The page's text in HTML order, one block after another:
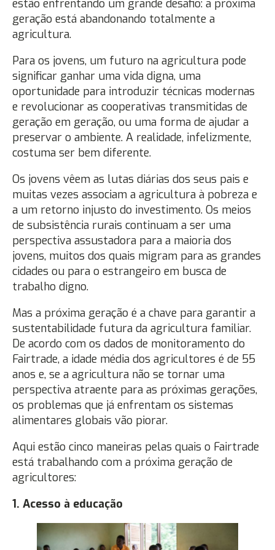
estão enfrentando um grande desafio: a próxima
geração está abandonando totalmente a
agricultura.
Para os jovens, um futuro na agricultura pode
significar ganhar uma vida digna, uma
oportunidade para introduzir técnicas modernas
e revolucionar as cooperativas transmitidas de
geração em geração, ou uma forma de ajudar a
preservar o ambiente. A realidade, infelizmente,
costuma ser bem diferente.
Os jovens vêem as lutas diárias dos seus pais e
muitas vezes associam a agricultura à pobreza e
a um retorno injusto do investimento. Os meios
de subsistência rurais continuam a ser uma
perspectiva assustadora para a maioria dos
jovens, muitos dos quais migram para as grandes
cidades ou para o estrangeiro em busca de
trabalho digno.
Mas a próxima geração é a chave para garantir a
sustentabilidade futura da agricultura familiar.
De acordo com os dados de monitoramento do
Fairtrade, a idade média dos agricultores é de 55
anos e, se a agricultura não se tornar uma
perspectiva atraente para as próximas gerações,
os problemas que já enfrentam os sistemas
alimentares globais vão piorar.
Aqui estão cinco maneiras pelas quais o Fairtrade
está trabalhando com a próxima geração de
agricultores:
1. Acesso à educação